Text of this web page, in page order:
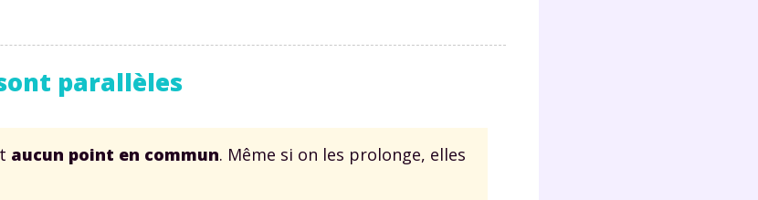
parallèles
aucun point en commun. Même si on les prolonge, elles